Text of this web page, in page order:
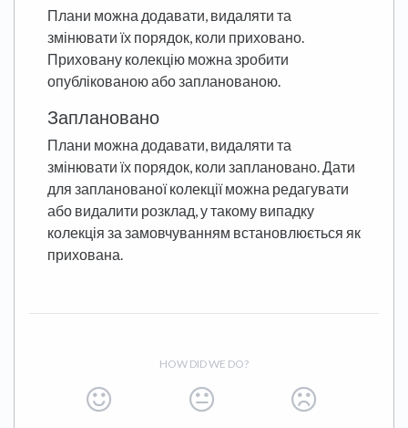
Плани можна додавати, видаляти та
змінювати їх порядок, коли приховано.
Приховану колекцію можна зробити
опублікованою або запланованою.
Заплановано
Плани можна додавати, видаляти та
змінювати їх порядок, коли заплановано. Дати
для запланованої колекції можна редагувати
або видалити розклад, у такому випадку
колекція за замовчуванням встановлюється як
прихована.
HOW DID WE DO?